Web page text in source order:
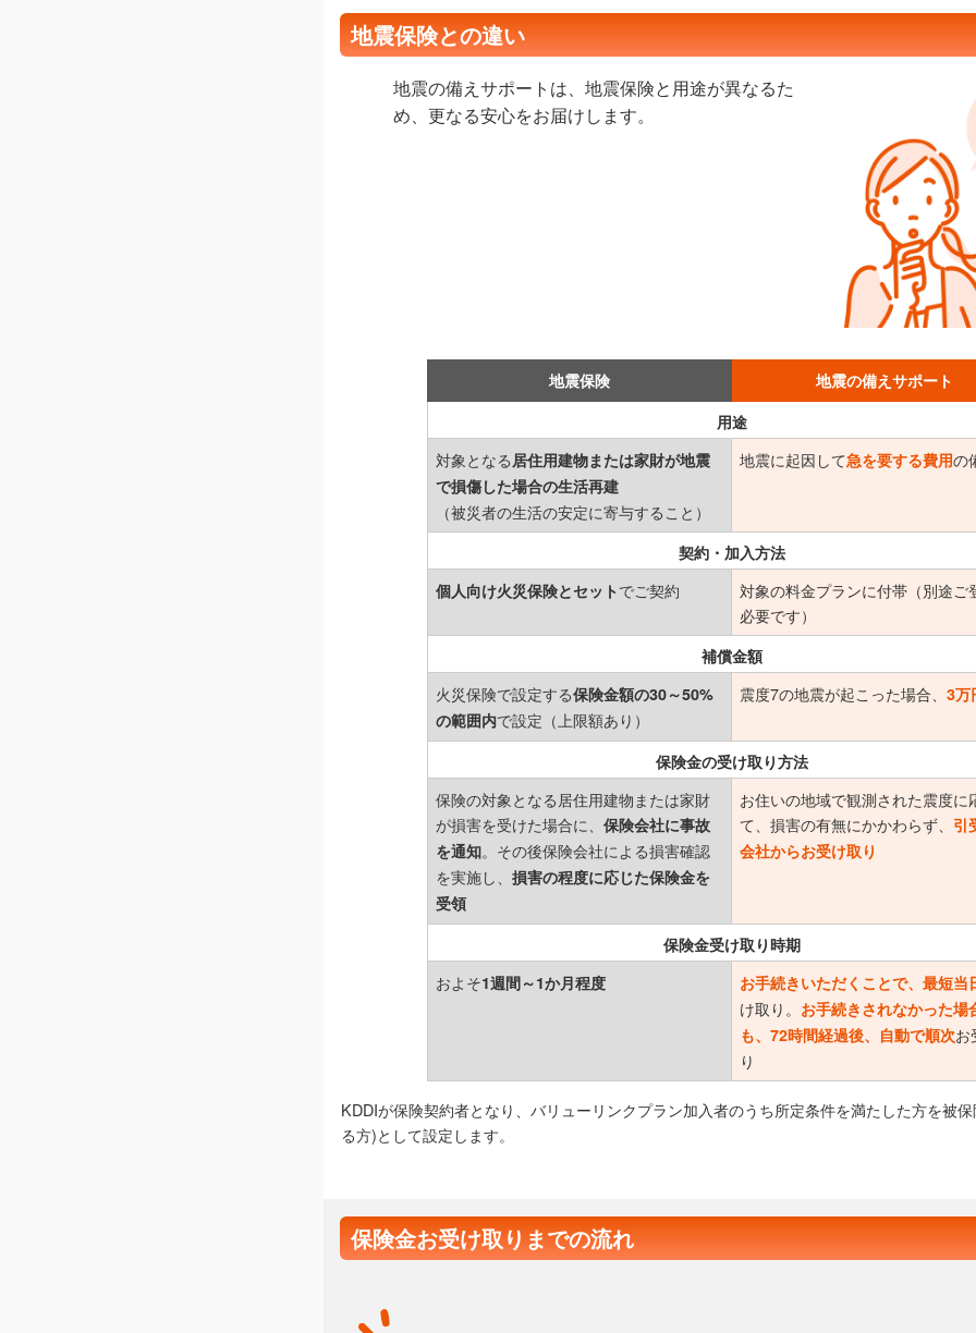
地震保険との違い
地震の備えサポートは、地震保険と用途が異なるた
め、更なる安心をお届けします。
地震保険
地震の備えサポート
用途
対象となる 居住用建物または家財が地震
で損傷した場合の生活再建
（被災者の生活の安定に寄与すること）
地震に起因して急を要する費用の
契約・加入方法
個人向け火災保険とセットでご契約
対象の料金プランに付帯（別途ご
必要です）
補償金額
火災保険で設定する保険金額の30～50%
の範囲内で設定（上限額あり）
震度7の地震が起こった場合、3万
保険金の受け取り方法
保険の対象となる居住用建物または家財
が損害を受けた場合に、保険会社に事故
を通知。その後保険会社による損害確認
を実施し、損害の程度に応じた保険金を
受領
お住いの地域で観測された震度に
て、損害の有無にかかわらず、 引
会社からお受け取り
保険金受け取り時期
およそ1週間～1か月程度 お手続きいただくことで、最短当
け取り。 お手続きされなかった場
も、72時間経過後、自動で順次お
り
KDDIが保険契約者となり、バリューリンクプラン加入者のうち所定条件を満たした方を被
る方)として設定します。
保険金お受け取りまでの流れ